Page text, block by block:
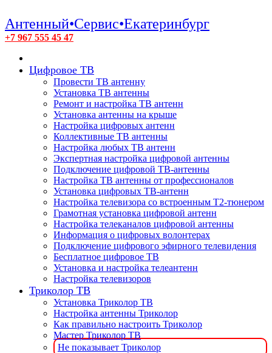
Антенный•Сервис•Екатеринбург
+7 967 555 45 47
Цифровое ТВ
Провести ТВ антенну
Установка ТВ антенны
Ремонт и настройка ТВ антенн
Установка антенны на крыше
Настройка цифровых антенн
Коллективные ТВ антенны
Настройка любых ТВ антенн
Экспертная настройка цифровой антенны
Подключение цифровой ТВ-антенны
Настройка ТВ антенны от профессионалов
Установка цифровых ТВ-антенн
Настройка телевизора со встроенным T2-тюнером
Грамотная установка цифровой антенн
Настройка телеканалов цифровой антенны
Информация о цифровых волонтерах
Подключение цифрового эфирного телевидения
Бесплатное цифровое ТВ
Установка и настройка телеантенн
Настройка телевизоров
Триколор ТВ
Установка Триколор ТВ
Настройка антенны Триколор
Как правильно настроить Триколор
Мастер Триколор ТВ
Не показывает Триколор